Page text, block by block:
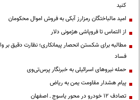
کنید
امید مالباختگان رمزارز آبکی به فروش اموال محکومان
از التماس تا فروپاشی هژمونی دلار
مطالبه برای شکستن انحصار پیمانکاری؛ نظارت دقیق بر
فساد
حمله نیروهای اسرائیلی به خبرنگار پرس‌تی‌وی
پیام هشدار مقاومت یمن به ریاض
تصادف ۱۲ خودرو در محور یاسوج ـ اصفهان